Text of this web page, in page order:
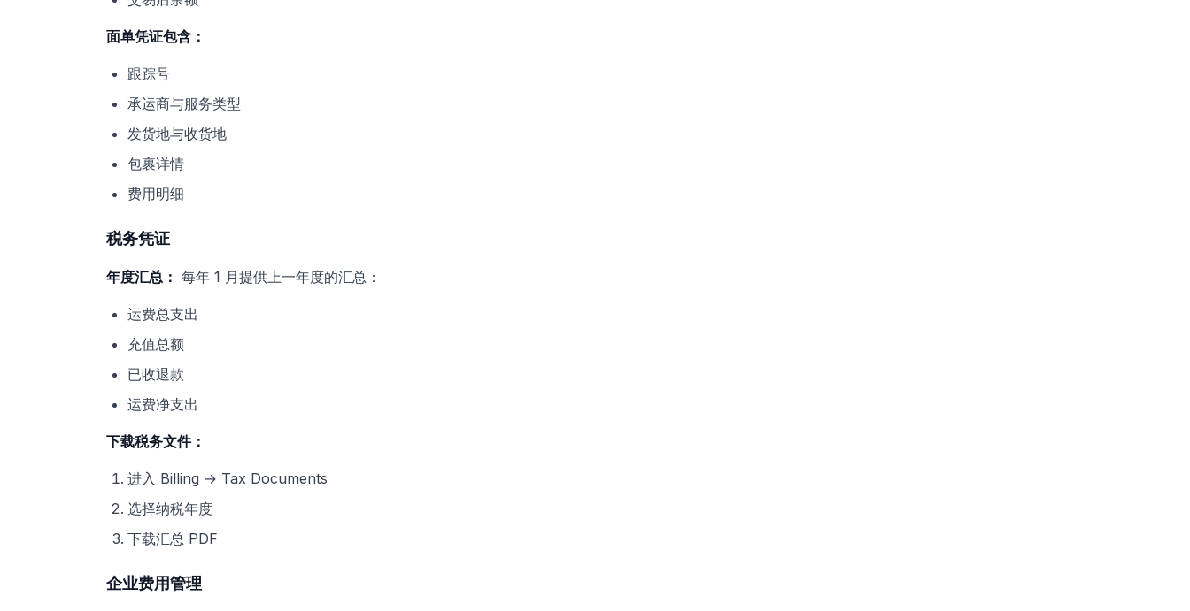
面单凭证包含：
跟踪号
承运商与服务类型
发货地与收货地
包裹详情
费用明细
税务凭证
年度汇总： 每年 1 月提供上一年度的汇总：
运费总支出
充值总额
已收退款
运费净支出
下载税务文件：
进入 Billing → Tax Documents
选择纳税年度
下载汇总 PDF
企业费用管理